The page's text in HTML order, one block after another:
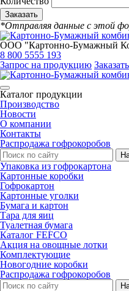
*Отправляя данные с этой
ООО "Картонно-Бумажный
8 800 5555 193
Запрос на продукцию
Каталог продукции
Производство
Новости
О компании
Контакты
Распродажа гофрокоробов
Упаковка из гофрокартона
Картонные коробки
Гофрокартон
Картонные уголки
Бумага и картон
Тара для яиц
Туалетная бумага
Каталог FEFCO
Акция на овощные лотки
Комплектующие
Новогодние коробки
Распродажа гофрокоробов